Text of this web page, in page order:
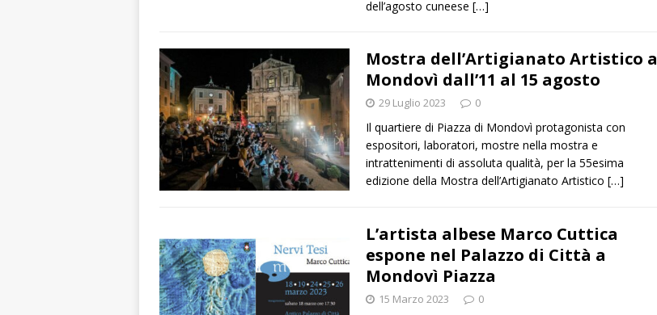
dell’agosto cuneese […]
Mostra dell’Artigianato Artistico a
Mondovì dall’11 al 15 agosto
29 Luglio 2023 0
Il quartiere di Piazza di Mondovì protagonista con
espositori, laboratori, mostre nella mostra e
intrattenimenti di assoluta qualità, per la 55esima
edizione della Mostra dell’Artigianato Artistico […]
L’artista albese Marco Cuttica
espone nel Palazzo di Città a
Mondovì Piazza
15 Marzo 2023 0